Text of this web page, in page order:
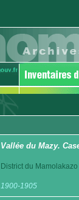
Vallée du Mazy.
District du Mamolakazo
1900-1905